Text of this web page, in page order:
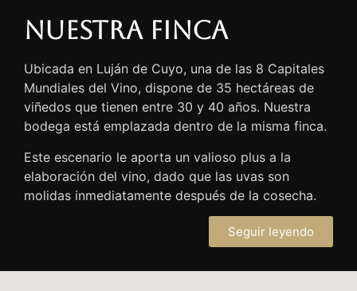
Nuestra finca
Ubicada en Luján de Cuyo, una de las 8 Capitales
Mundiales del Vino, dispone de 35 hectáreas de
viñedos que tienen entre 30 y 40 años. Nuestra
bodega está emplazada dentro de la misma finca.
Este escenario le aporta un valioso plus a la
elaboración del vino, dado que las uvas son
molidas inmediatamente después de la cosecha.
Seguir leyendo